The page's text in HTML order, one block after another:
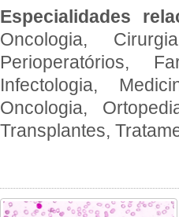
Especialidades
Oncologia,
Perioperatórios,
Infectologia,
Oncologia,
Transplantes,